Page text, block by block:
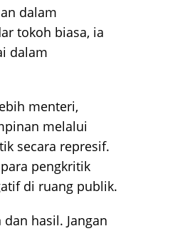
dalam
tokoh biasa, ia
dalam
menteri,
melalui
secara represif.
pengkritik
di ruang publik.
hasil. Jangan